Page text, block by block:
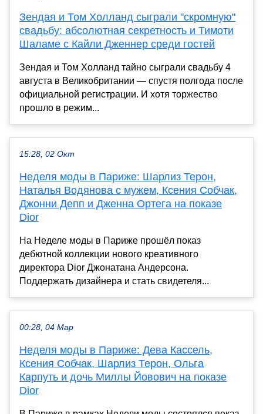
Зендая и Том Холланд сыграли "скромную"
свадьбу: абсолютная секретность и Тимоти
Шаламе с Кайли Дженнер среди гостей
Зендая и Том Холланд тайно сыграли свадьбу 4
августа в Великобритании — спустя полгода после
официальной регистрации. И хотя торжество
прошло в режим...
15:28, 02 Окт
Неделя моды в Париже: Шарлиз Терон,
Наталья Водянова с мужем, Ксения Собчак,
Джонни Депп и Дженна Ортега на показе
Dior
На Неделе моды в Париже прошёл показ
дебютной коллекции нового креативного
директора Dior Джонатана Андерсона.
Поддержать дизайнера и стать свидетеля...
00:28, 04 Мар
Неделя моды в Париже: Дева Кассель,
Ксения Собчак, Шарлиз Терон, Ольга
Карпуть и дочь Миллы Йовович на показе
Dior